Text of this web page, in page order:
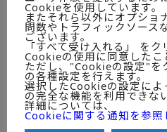
第1節 EC・ネットショップ運
ーケットプレイス別構成
(1)ECモール活用事業者への支
(2)自社運営サイト事業者への
第2節 EC・ネットショップ運
(1)EC・ネットショップ運営支
①B2C向け
②B2B向け
Cookieを使用しています。
またそれら以外にオプショ
問数やトラフィックソース
ございます。
「すべて受け入れる」 を
Cookieの使用に同意したこ
ただし、"Cookieの設定"を
の各種設定を行えます。
選択したCookieの設定によ
の完全な機能を利用できな
詳細については、
Cookieに関する通知を参照